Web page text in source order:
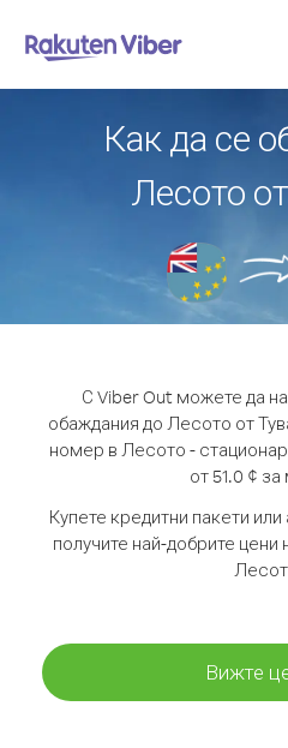
Как да се
Лесото
С Viber Out можете да
обаждания до Лесото от
номер в Лесото -
от 51.0 ¢ за
Купете кредитни пакети
получите най-добрите
Вижте